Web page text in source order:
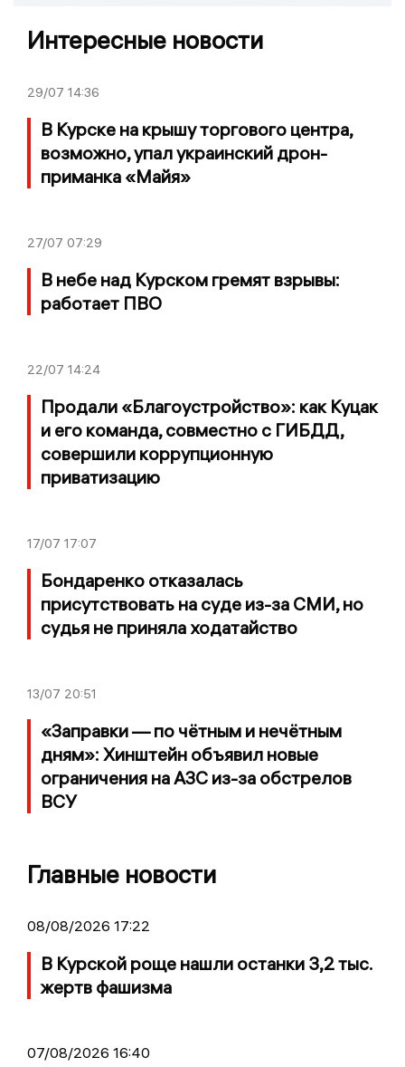
Интересные новости
29/07 14:36
В Курске на крышу торгового центра,
возможно, упал украинский дрон-
приманка «Майя»
27/07 07:29
В небе над Курском гремят взрывы:
работает ПВО
22/07 14:24
Продали «Благоустройство»: как Куцак
и его команда, совместно с ГИБДД,
совершили коррупционную
приватизацию
17/07 17:07
Бондаренко отказалась
присутствовать на суде из-за СМИ, но
судья не приняла ходатайство
13/07 20:51
«Заправки — по чётным и нечётным
дням»: Хинштейн объявил новые
ограничения на АЗС из-за обстрелов
ВСУ
Главные новости
08/08/2026 17:22
В Курской роще нашли останки 3,2 тыс.
жертв фашизма
07/08/2026 16:40